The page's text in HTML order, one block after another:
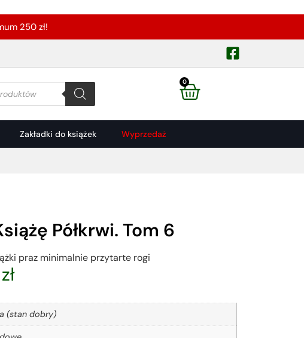
250 zł!
0
Zakładki do książek Wyprzedaż
Półkrwi. Tom 6
praz minimalnie przytarte rogi
zł
(stan dobry)